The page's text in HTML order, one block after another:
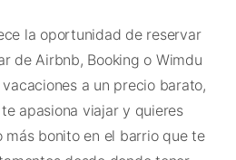
la oportunidad de reservar
de Airbnb, Booking o Wimdu
a un precio barato,
apasiona viajar y quieres
bonito en el barrio que te